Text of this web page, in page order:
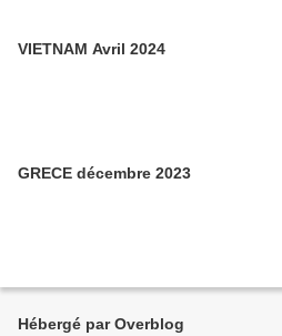
VIETNAM Avril 2024
GRECE décembre 2023
Hébergé par Overblog